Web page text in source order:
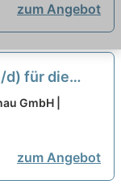
zum Angebot
d) für die
Station -
GmbH |
zum Angebot